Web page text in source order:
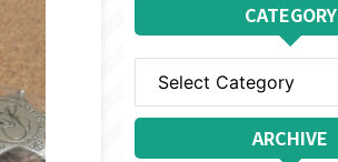
CATEGORY
ARCHIVE